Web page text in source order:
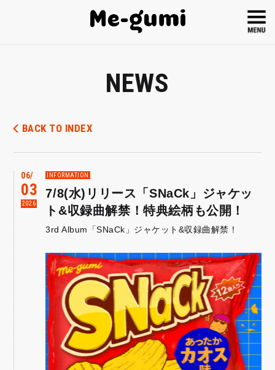
NEWS
BACK TO INDEX
06
03
2026
INFORMATION
7/8(水)リリース「SNaCk」ジャケッ
ト&収録曲解禁！特典絵柄も公開！
3rd Album「SNaCk」ジャケット&収録曲解禁！